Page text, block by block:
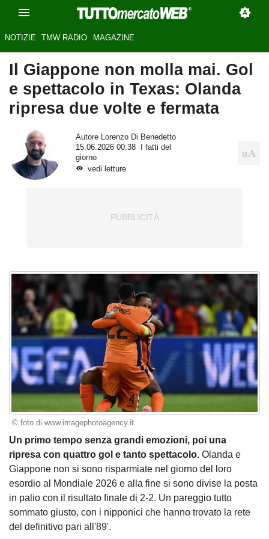
NOTIZIE TMW RADIO MAGAZINE
Il Giappone non molla mai. Gol
e spettacolo in Texas: Olanda
ripresa due volte e fermata
Autore Lorenzo Di Benedetto
15.06.2026 00:38
I fatti del
giorno
vedi letture
© foto di www.imagephotoagency.it
Un primo tempo senza grandi emozioni, poi una
ripresa con quattro gol e tanto spettacolo. Olanda e
Giappone non si sono risparmiate nel giorno del loro
esordio al Mondiale 2026 e alla fine si sono divise la posta
in palio con il risultato finale di 2-2. Un pareggio tutto
sommato giusto, con i nipponici che hanno trovato la rete
del definitivo pari all'89'.